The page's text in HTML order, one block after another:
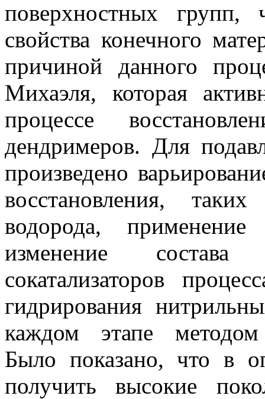
поверхностных групп,
свойства конечного
причиной данного
Михаэля, которая
процессе
дендримеров. Для
произведено
восстановления,
водорода, применение
изменение состава
сокатализаторов
гидрирования
каждом этапе
Было показано, что в
получить высокие